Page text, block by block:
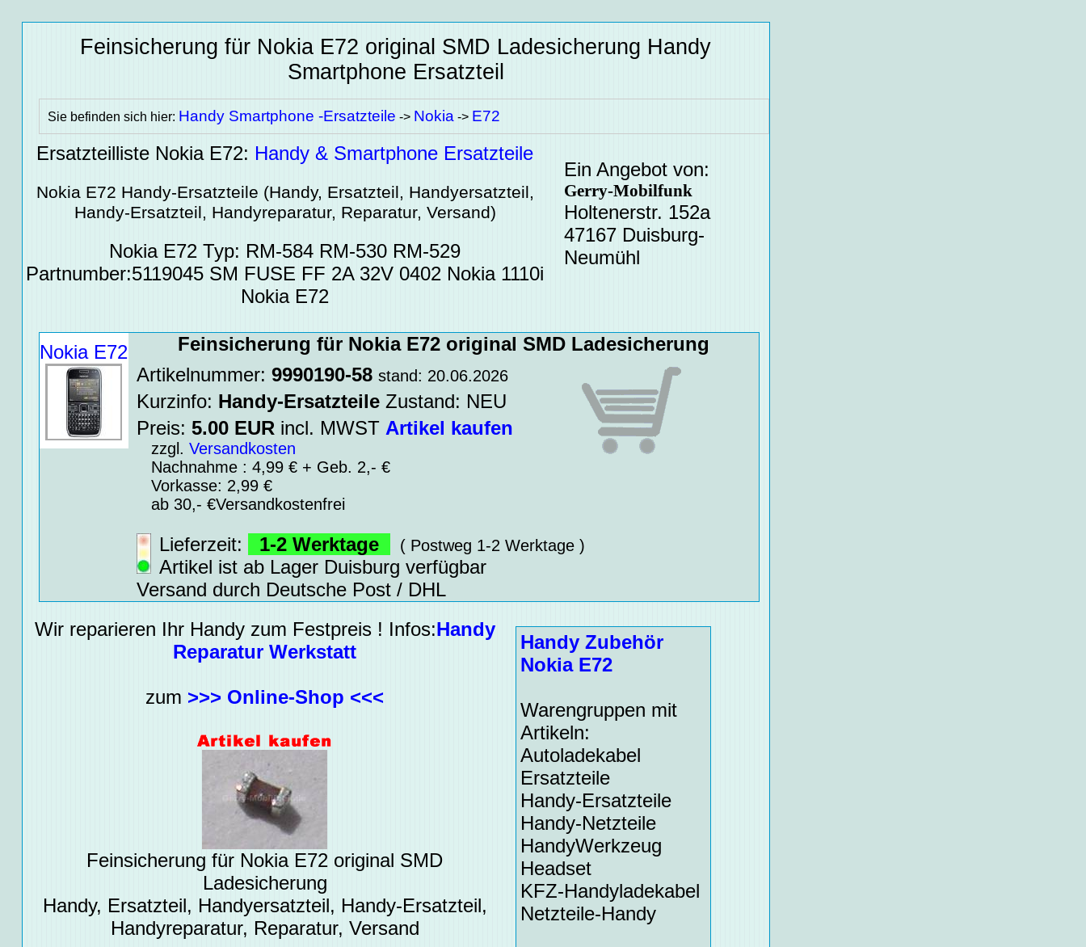
Feinsicherung für Nokia E72 original SMD Ladesicherung Handy
Smartphone Ersatzteil
Sie befinden sich hier: Handy Smartphone -Ersatzteile -> Nokia-> E72
Ersatzteilliste Nokia E72: Handy & Smartphone Ersatzteile
Nokia E72 Handy-Ersatzteile (Handy, Ersatzteil, Handyersatzteil,
Handy-Ersatzteil, Handyreparatur, Reparatur, Versand)
Nokia E72 Typ: RM-584 RM-530 RM-529
Partnumber:5119045 SM FUSE FF 2A 32V 0402 Nokia 1110i
Nokia E72
Ein Angebot von:
Gerry-Mobilfunk
Holtenerstr. 152a
47167 Duisburg-
Neumühl
Nokia E72
Feinsicherung für Nokia E72 original SMD Ladesicherung
Artikelnummer: 9990190-58 stand: 20.06.2026
Kurzinfo: Handy-Ersatzteile Zustand: NEU
Preis: 5.00EUR incl. MWST Artikel kaufen
zzgl. Versandkosten
Nachnahme : 4,99 € + Geb. 2,- €
Vorkasse: 2,99 €
ab 30,- €Versandkostenfrei
Lieferzeit: 1-2 Werktage ( Postweg 1-2 Werktage )
Artikel ist ab Lager Duisburg verfügbar
Versand durch Deutsche Post / DHL
Handy Zubehör
Nokia E72
Warengruppen mit
Artikeln:
Autoladekabel
Ersatzteile
Handy-Ersatzteile
Handy-Netzteile
HandyWerkzeug
Headset
KFZ-Handyladekabel
Netzteile-Handy
Wir reparieren Ihr Handy zum Festpreis ! Infos:Handy
Reparatur Werkstatt
zum >>> Online-Shop <<<
Feinsicherung für Nokia E72 original SMD
Ladesicherung
Handy, Ersatzteil, Handyersatzteil, Handy-Ersatzteil,
Handyreparatur, Reparatur, Versand